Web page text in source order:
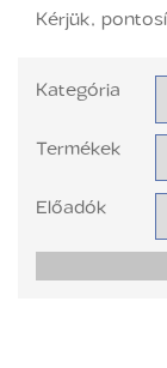
Kérjük,
Kategória
Termékek
Előadók